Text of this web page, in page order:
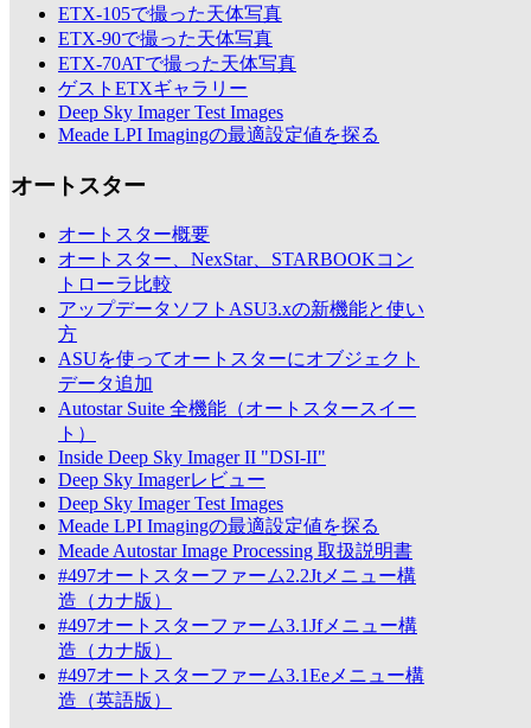
ETX-105で撮った天体写真
ETX-90で撮った天体写真
ETX-70ATで撮った天体写真
ゲストETXギャラリー
Deep Sky Imager Test Images
Meade LPI Imagingの最適設定値を探る
オートスター
オートスター概要
オートスター、NexStar、STARBOOKコン
トローラ比較
アップデータソフトASU3.xの新機能と使い
方
ASUを使ってオートスターにオブジェクト
データ追加
Autostar Suite 全機能（オートスタースイー
ト）
Inside Deep Sky Imager II "DSI-II"
Deep Sky Imagerレビュー
Deep Sky Imager Test Images
Meade LPI Imagingの最適設定値を探る
Meade Autostar Image Processing 取扱説明書
#497オートスターファーム2.2Jtメニュー構
造（カナ版）
#497オートスターファーム3.1Jfメニュー構
造（カナ版）
#497オートスターファーム3.1Eeメニュー構
造（英語版）